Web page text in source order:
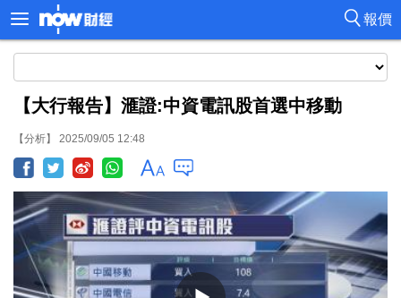
報價
【大行報告】滙證:中資電訊股首選中移動
【分析】 2025/09/05 12:48